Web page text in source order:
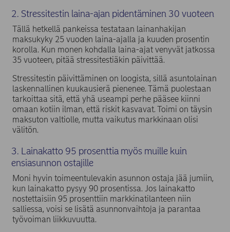
2. Stressitestin laina-ajan pidentäminen 30 vuoteen
Tällä hetkellä pankeissa testataan lainanhakijan
maksukyky 25 vuoden laina-ajalla ja kuuden prosentin
korolla. Kun monen kohdalla laina-ajat venyvät jatkossa
35 vuoteen, pitää stressitestiäkin päivittää.
Stressitestin päivittäminen on loogista, sillä asuntolainan
laskennallinen kuukausierä pienenee. Tämä puolestaan
tarkoittaa sitä, että yhä useampi perhe pääsee kiinni
omaan kotiin ilman, että riskit kasvavat. Toimi on täysin
maksuton valtiolle, mutta vaikutus markkinaan olisi
välitön.
3. Lainakatto 95 prosenttia myös muille kuin
ensiasunnon ostajille
Moni hyvin toimeentulevakin asunnon ostaja jää jumiin,
kun lainakatto pysyy 90 prosentissa. Jos lainakatto
nostettaisiin 95 prosenttiin markkinatilanteen niin
salliessa, voisi se lisätä asunnonvaihtoja ja parantaa
työvoiman liikkuvuutta.